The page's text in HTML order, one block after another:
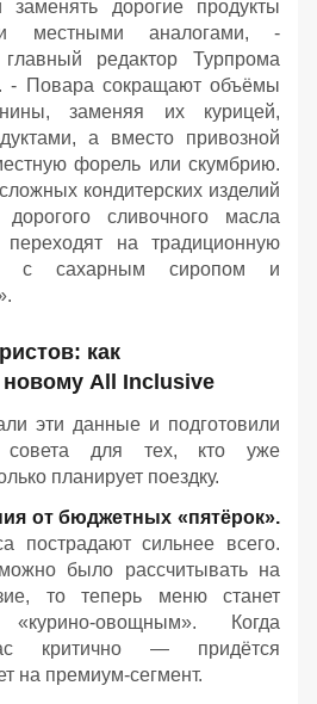
заменять дорогие продукты
местными аналогами, -
главный редактор Турпрома
- Повара сокращают объёмы
заменяя их курицей,
а вместо привозной
форель или скумбрию.
кондитерских изделий
сливочного масла
переходят на традиционную
с сахарным сиропом и
как
новому All Inclusive
эти данные и подготовили
совета для тех, кто уже
планирует поездку.
от бюджетных «пятёрок».
пострадают сильнее всего.
было рассчитывать на
то теперь меню станет
«курино-овощным». Когда
критично — придётся
на премиум-сегмент.